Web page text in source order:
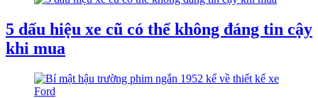
5 dấu hiệu xe cũ có thể không đáng tin cậy
khi mua